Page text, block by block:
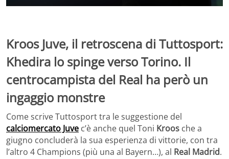
Kroos Juve, il retroscena di Tuttosport:
Khedira lo spinge verso Torino. Il
centrocampista del Real ha però un
ingaggio monstre
Come scrive Tuttosport tra le suggestione del
calciomercato Juve c’è anche quel Toni Kroos che a
giugno concluderà la sua esperienza di vittorie, con tra
l’altro 4 Champions (più una al Bayern…), al Real Madrid.